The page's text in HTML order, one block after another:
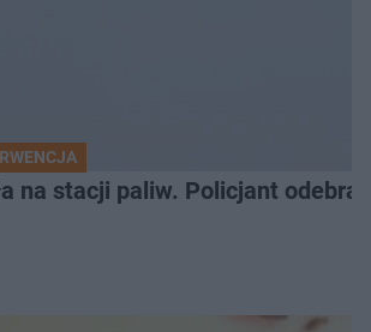
na stacji paliw. Policjant